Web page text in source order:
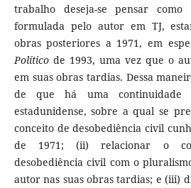
trabalho deseja-se pensar como
formulada pelo autor em TJ,
obras posteriores a 1971, em
Políticode 1993, uma vez que o
em suas obras tardias. Dessa
de que há uma
estadunidense, sobre a qual se
conceito de desobediência civil
de 1971; (ii) relacionar o
desobediência civil com o
autor nas suas obras tardias; e (iii)